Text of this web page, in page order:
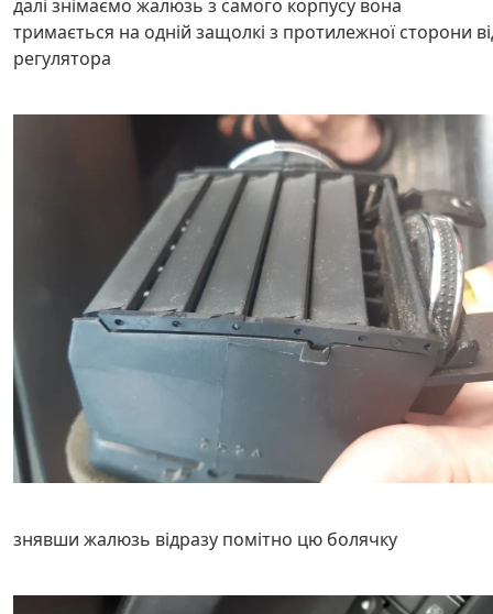
далі знімаємо жалюзь з самого корпусу вона
тримається на одній защолкі з протилежної сторони
регулятора
знявши жалюзь відразу помітно цю болячку